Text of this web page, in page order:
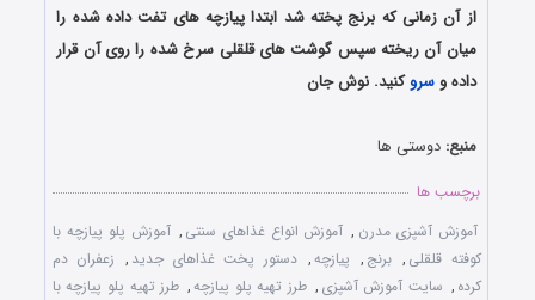
از آن زمانی که برنج پخته شد ابتدا پیازچه های تفت داده شده را
میان آن ریخته سپس گوشت های قلقلی سرخ شده را روی آن قرار
داده وسروکنید. نوش جان
منبع: دوستی ها
برچسب ها
آموزش آشپزی مدرن , آموزش انواع غذاهای سنتی , آموزش پلو پیازچه با
کوفته قلقلی , برنج , پیازچه, دستور پخت غذاهای جدید , زعفران دم
کرده , سایت آموزش آشپزی , طرز تهیه پلو پیازچه, طرز تهیه پلو پیازچه با